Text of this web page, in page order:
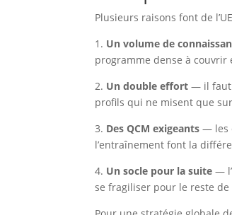
Plusieurs raisons font de
1. Un volume de
programme dense à couvrir
2. Un double effort — il faut
profils qui ne misent que
3. Des QCM exigeants — les
l’entraînement font la
4. Un socle pour la suite —
se fragiliser pour le reste de